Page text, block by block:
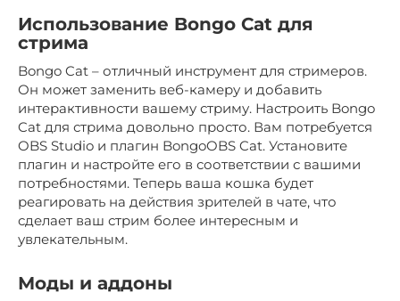
Использование Bongo Cat для
стрима
Bongo Cat – отличный инструмент для стримеров.
Он может заменить веб-камеру и добавить
интерактивности вашему стриму. Настроить Bongo
Cat для стрима довольно просто. Вам потребуется
OBS Studio и плагин BongoOBS Cat. Установите
плагин и настройте его в соответствии с вашими
потребностями. Теперь ваша кошка будет
реагировать на действия зрителей в чате, что
сделает ваш стрим более интересным и
увлекательным.
Моды и аддоны